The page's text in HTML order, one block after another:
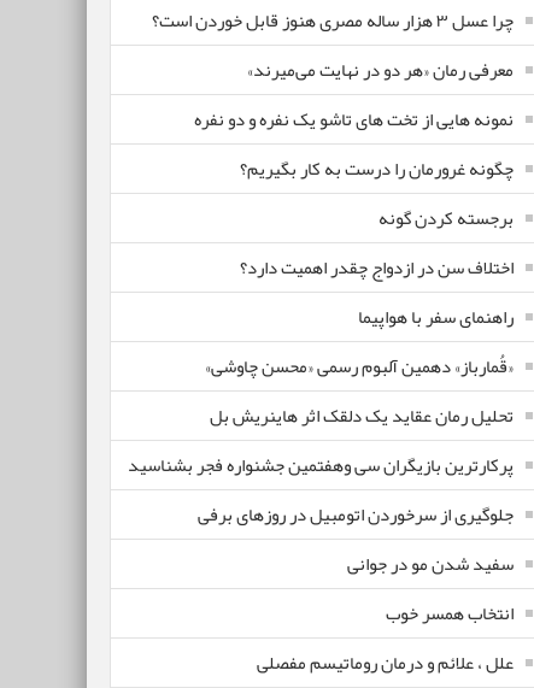
چرا عسل ۳ هزار ساله‌ مصری هنوز قابل خوردن است؟
معرفی رمان «هر دو در نهایت می‌میرند»
نمونه هایی از تخت های تاشو یک نفره و دو نفره
چگونه غرورمان را درست به کار بگیریم؟
برجسته کردن گونه
اختلاف سن در ازدواج چقدر اهمیت دارد؟
راهنمای سفر با هواپیما
«قُمارباز» دهمین آلبوم رسمی «محسن چاوشی»
تحلیل رمان عقاید یک دلقک اثر هاینریش بل
پرکارترین بازیگران سی وهفتمین جشنواره فجر بشناسید
جلوگیری از سرخوردن اتومبیل در روزهای برفی
سفید شدن مو در جوانی
انتخاب همسر خوب
علل ، علائم و درمان روماتیسم مفصلی